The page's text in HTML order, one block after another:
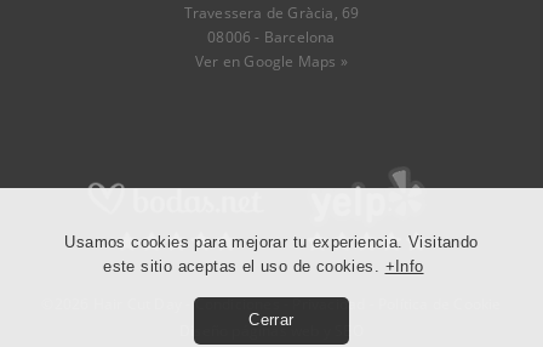
Travessera de Gràcia, 69
08006 - Barcelona
Ver en Google Maps »
©2026 Hair Cut Day -Condiciones Privacidad
Diseño páginas web
Usamos cookies para mejorar tu experiencia. Visitando
este sitio aceptas el uso de cookies. +Info
Cerrar